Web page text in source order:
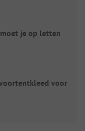
je op letten
voor